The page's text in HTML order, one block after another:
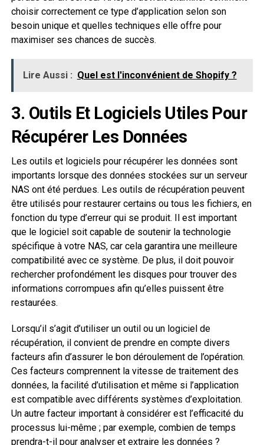
choisir correctement ce type d’application selon son
besoin unique et quelles techniques elle offre pour
maximiser ses chances de succès.
Lire Aussi : Quel est l'inconvénient de Shopify ?
3. Outils Et Logiciels Utiles Pour
Récupérer Les Données
Les outils et logiciels pour récupérer les données sont
importants lorsque des données stockées sur un serveur
NAS ont été perdues. Les outils de récupération peuvent
être utilisés pour restaurer certains ou tous les fichiers, en
fonction du type d’erreur qui se produit. Il est important
que le logiciel soit capable de soutenir la technologie
spécifique à votre NAS, car cela garantira une meilleure
compatibilité avec ce système. De plus, il doit pouvoir
rechercher profondément les disques pour trouver des
informations corrompues afin qu’elles puissent être
restaurées.
Lorsqu’il s’agit d’utiliser un outil ou un logiciel de
récupération, il convient de prendre en compte divers
facteurs afin d’assurer le bon déroulement de l’opération.
Ces facteurs comprennent la vitesse de traitement des
données, la facilité d’utilisation et même si l’application
est compatible avec différents systèmes d’exploitation.
Un autre facteur important à considérer est l’efficacité du
processus lui-même ; par exemple, combien de temps
prendra-t-il pour analyser et extraire les données ?